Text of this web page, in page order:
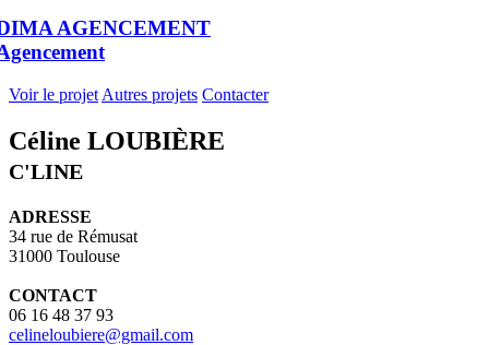
AGENCEMENT
Voir le projet Autres projets Contacter
Céline LOUBIÈRE
C'LINE
ADRESSE
34 rue de Rémusat
31000 Toulouse
CONTACT
06 16 48 37 93
celineloubiere@gmail.com